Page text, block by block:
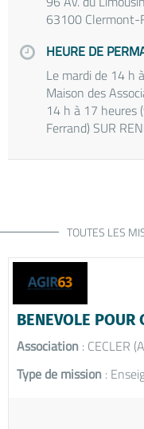
63100 Clermont-
HEURE DE
Le mardi de 14 h
Maison des
14 h à 17 heures
Ferrand) SUR
TOUTES LES
BENEVOLE POUR
Association : CECLER
Type de mission :